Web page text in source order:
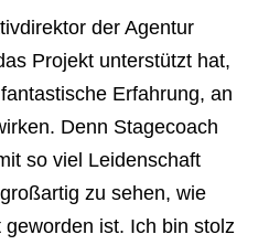
der Agentur
Projekt unterstützt hat,
Erfahrung, an
Denn Stagecoach
so viel Leidenschaft
zu sehen, wie
ist. Ich bin stolz